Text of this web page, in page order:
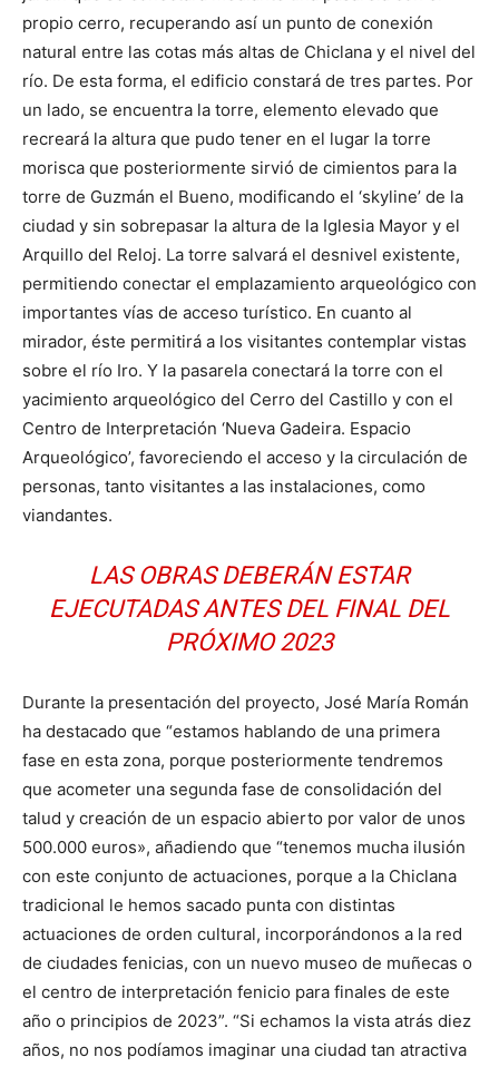
propio cerro, recuperando así un punto de conexión
natural entre las cotas más altas de Chiclana y el nivel del
río. De esta forma, el edificio constará de tres partes. Por
un lado, se encuentra la torre, elemento elevado que
recreará la altura que pudo tener en el lugar la torre
morisca que posteriormente sirvió de cimientos para la
torre de Guzmán el Bueno, modificando el ‘skyline’ de la
ciudad y sin sobrepasar la altura de la Iglesia Mayor y el
Arquillo del Reloj. La torre salvará el desnivel existente,
permitiendo conectar el emplazamiento arqueológico con
importantes vías de acceso turístico. En cuanto al
mirador, éste permitirá a los visitantes contemplar vistas
sobre el río Iro. Y la pasarela conectará la torre con el
yacimiento arqueológico del Cerro del Castillo y con el
Centro de Interpretación ‘Nueva Gadeira. Espacio
Arqueológico’, favoreciendo el acceso y la circulación de
personas, tanto visitantes a las instalaciones, como
viandantes.
LAS OBRAS DEBERÁN ESTAR
EJECUTADAS ANTES DEL FINAL DEL
PRÓXIMO 2023
Durante la presentación del proyecto, José María Román
ha destacado que “estamos hablando de una primera
fase en esta zona, porque posteriormente tendremos
que acometer una segunda fase de consolidación del
talud y creación de un espacio abierto por valor de unos
500.000 euros», añadiendo que “tenemos mucha ilusión
con este conjunto de actuaciones, porque a la Chiclana
tradicional le hemos sacado punta con distintas
actuaciones de orden cultural, incorporándonos a la red
de ciudades fenicias, con un nuevo museo de muñecas o
el centro de interpretación fenicio para finales de este
año o principios de 2023”. “Si echamos la vista atrás diez
años, no nos podíamos imaginar una ciudad tan atractiva